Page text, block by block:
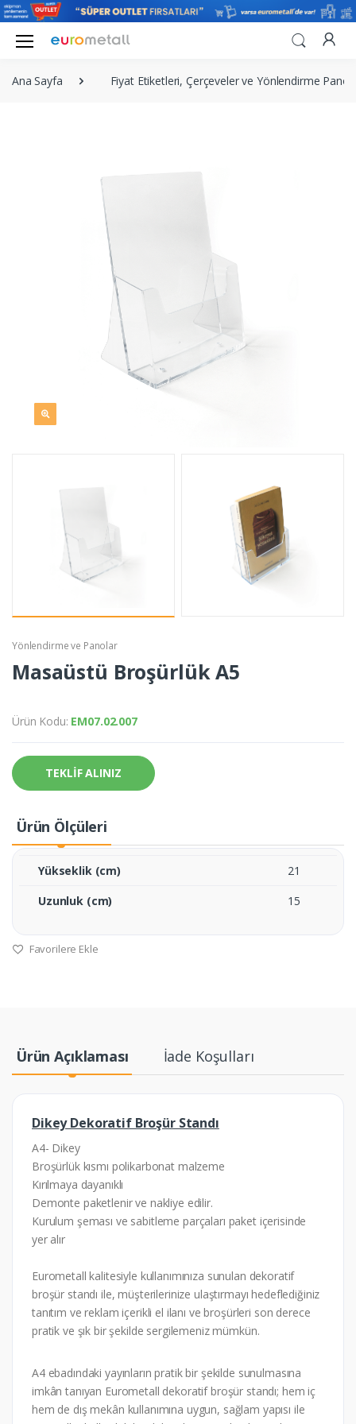
Ana Sayfa Fiyat Etiketleri, Çerçeveler ve Yönlendirme
Yönlendirme ve Panolar
Masaüstü Broşürlük A5
Ürün Kodu: EM07.02.007
TEKLİF ALINIZ
Ürün Ölçüleri
Yükseklik (cm)
21
Uzunluk (cm)
15
Favorilere Ekle
Ürün Açıklaması İade Koşulları
Dikey Dekoratif Broşür Standı
A4- Dikey
Broşürlük kısmı polikarbonat malzeme
Kırılmaya dayanıklı
Demonte paketlenir ve nakliye edilir.
Kurulum şeması ve sabitleme parçaları paket içerisinde
yer alır
Eurometall kalitesiyle kullanımınıza sunulan dekoratif
broşür standı ile, müşterilerinize ulaştırmayı hedeflediğiniz
tanıtım ve reklam içerikli el ilanı ve broşürleri son derece
pratik ve şık bir şekilde sergilemeniz mümkün.
A4 ebadındaki yayınların pratik bir şekilde sunulmasına
imkân tanıyan Eurometall dekoratif broşür standı; hem iç
hem de dış mekân kullanımına uygun, sağlam yapısı ile